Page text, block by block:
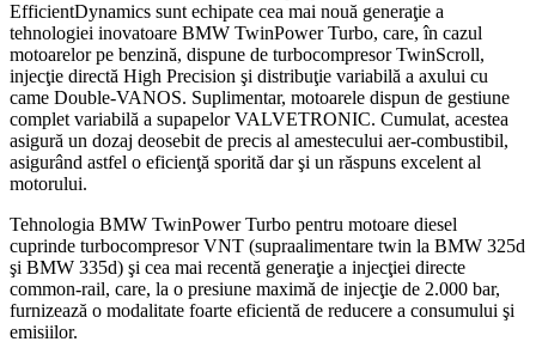
EfficientDynamics sunt echipate cea mai nouă generaţie a
tehnologiei inovatoare BMW TwinPower Turbo, care, în cazul
motoarelor pe benzină, dispune de turbocompresor TwinScroll,
injecţie directă High Precision şi distribuţie variabilă a axului cu
came Double-VANOS. Suplimentar, motoarele dispun de gestiune
complet variabilă a supapelor VALVETRONIC. Cumulat, acestea
asigură un dozaj deosebit de precis al amestecului aer-combustibil,
asigurând astfel o eficienţă sporită dar şi un răspuns excelent al
motorului.
Tehnologia BMW TwinPower Turbo pentru motoare diesel
cuprinde turbocompresor VNT (supraalimentare twin la BMW 325d
şi BMW 335d) şi cea mai recentă generaţie a injecţiei directe
common-rail, care, la o presiune maximă de injecţie de 2.000 bar,
furnizează o modalitate foarte eficientă de reducere a consumului şi
emisiilor.